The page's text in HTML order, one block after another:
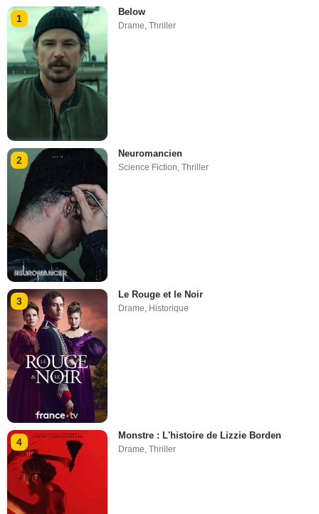
1
Below
Drame,Thriller
2
Neuromancien
Science Fiction ,Thriller
3
Le Rouge et le Noir
Drame, Historique
4
Monstre : L'histoire de Lizzie Borden
Drame,Thriller